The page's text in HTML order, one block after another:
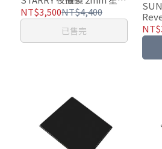
鏡片 SC鏡片
NT$3,500NT$4,400
已售完
型